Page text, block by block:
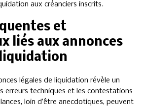
aux créanciers inscrits.
et
liés aux annonces
légales de liquidation révèle un
erreurs techniques et les contestations
loin d’être anecdotiques, peuvent